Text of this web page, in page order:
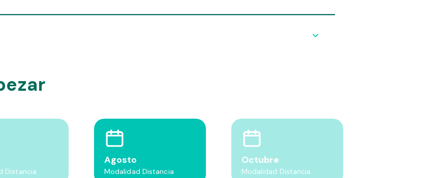
Distancia
Agosto
Modalidad Distancia
Octubre
Modalidad Distancia